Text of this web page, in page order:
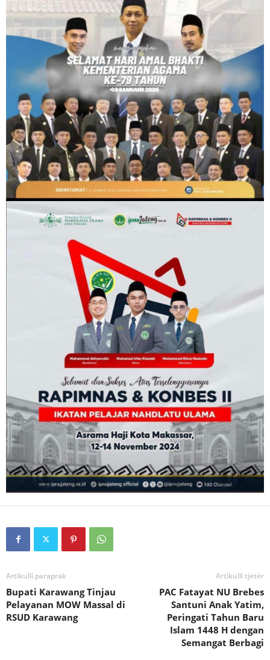
Artikulli paraprak
Bupati Karawang Tinjau
Pelayanan MOW Massal di
RSUD Karawang
Artikulli tjetër
PAC Fatayat NU Brebes
Santuni Anak Yatim,
Peringati Tahun Baru
Islam 1448 H dengan
Semangat Berbagi